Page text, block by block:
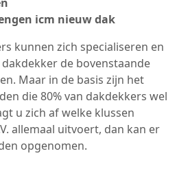
icm nieuw dak
kunnen zich specialiseren en
de bovenstaande
Maar in de basis zijn het
die 80% van dakdekkers wel
u zich af welke klussen
allemaal uitvoert, dan kan er
opgenomen.